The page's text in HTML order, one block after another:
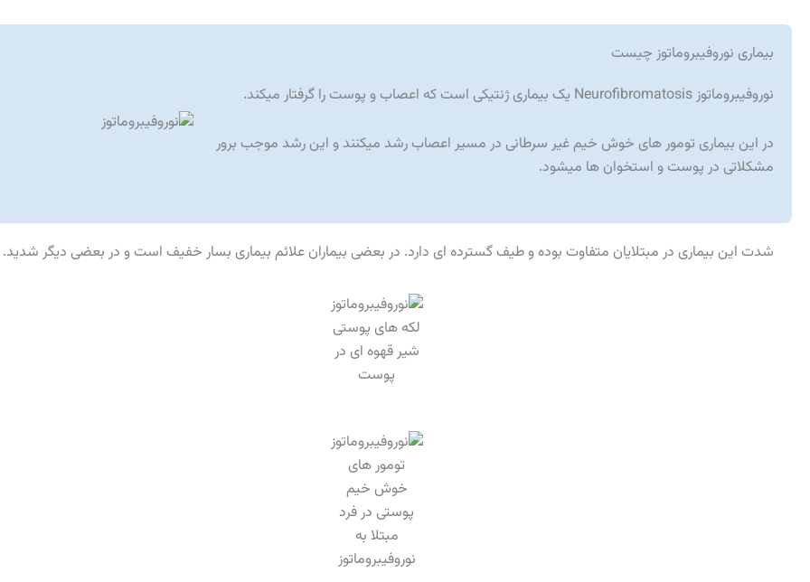
بیماری نوروفیبروماتوز چیست
نوروفیبروماتوز Neurofibromatosis یک بیماری ژنتیکی است که اعصاب و پوست را گرفتار میکند.
در این بیماری تومور های خوش خیم غیر سرطانی در مسیر اعصاب رشد میکنند و این رشد موجب برور
مشکلاتی در پوست و استخوان ها میشود.
شدت این بیماری در مبتلایان متفاوت بوده و طیف گسترده ای دارد. در بعضی بیماران علائم بیماری بسار خفیف است و در بعضی دیگر شدید.
لکه های پوستی
شیر قهوه ای در
پوست
تومور های
خوش خیم
پوستی در فرد
مبتلا به
نوروفیبروماتوز